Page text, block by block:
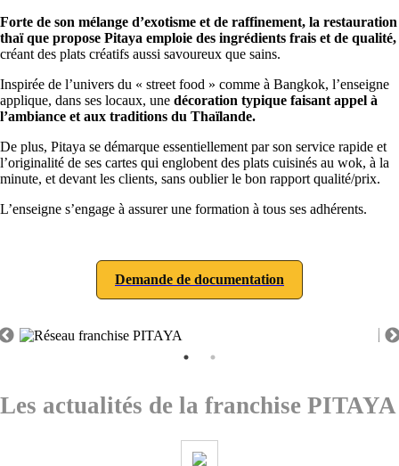
Forte de son mélange d’exotisme et de raffinement, la restauration
thaï que propose Pitaya emploie des ingrédients frais et de qualité,
créant des plats créatifs aussi savoureux que sains.
Inspirée de l’univers du « street food » comme à Bangkok, l’enseigne
applique, dans ses locaux, une décoration typique faisant appel à
l’ambiance et aux traditions du Thaïlande.
De plus, Pitaya se démarque essentiellement par son service rapide et
l’originalité de ses cartes qui englobent des plats cuisinés au wok, à la
minute, et devant les clients, sans oublier le bon rapport qualité/prix.
L’enseigne s’engage à assurer une formation à tous ses adhérents.
Demande de documentation
Les actualités de la franchise PITAYA